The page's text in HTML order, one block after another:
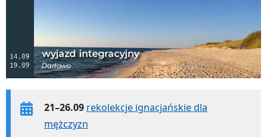
21–26.09 rekolekcje ignacjańskie dla
mężczyzn